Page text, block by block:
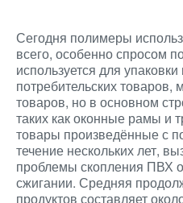
Сегодня полимеры
всего, особенно спросом
используется для
потребительских товаров,
товаров, но в основном
таких как оконные рамы и
товары произведённые с
течение нескольких лет,
проблемы скопления ПВХ
сжигании. Средняя
продуктов составляет